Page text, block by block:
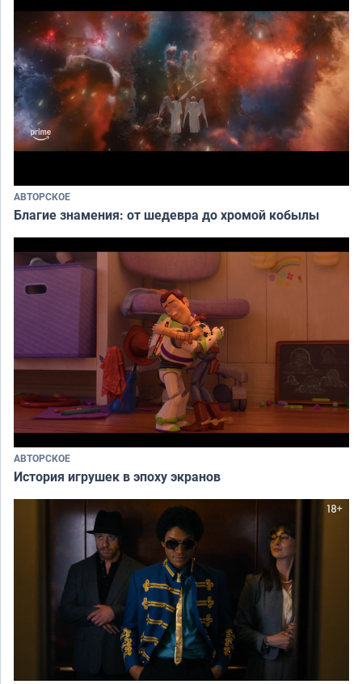
АВТОРСКОЕ
Благие знамения: от шедевра до хромой кобылы
АВТОРСКОЕ
История игрушек в эпоху экранов